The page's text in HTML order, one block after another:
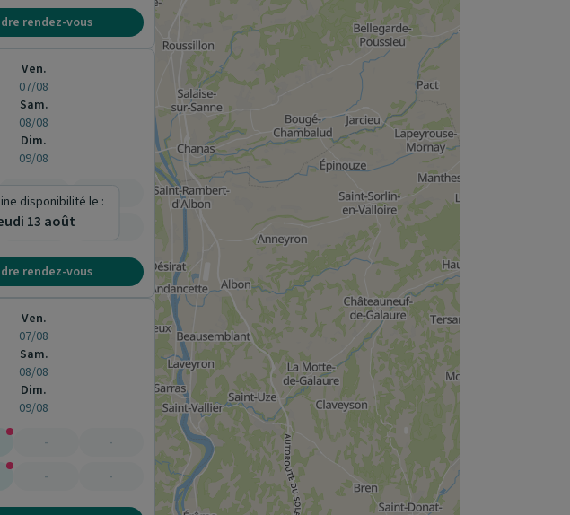
rendez-vous
Ven.
07/08
Sam.
08/08
Dim.
09/08
-
disponibilité le :
13 août
rendez-vous
Ven.
07/08
Sam.
08/08
Dim.
09/08
-
-
-
-